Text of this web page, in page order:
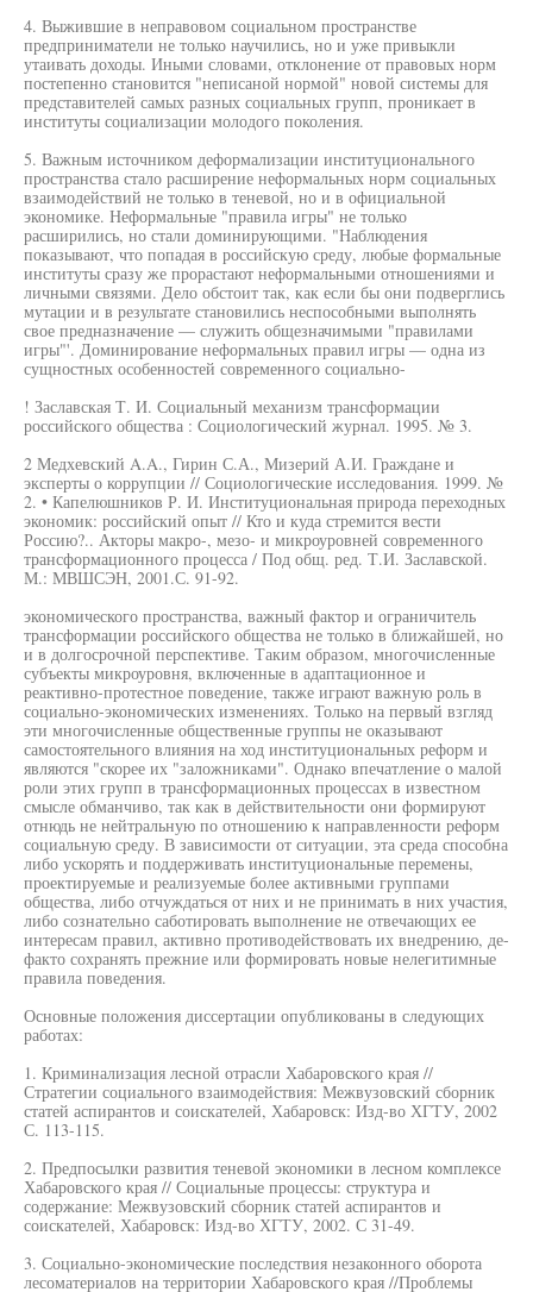
4. Выжившие в неправовом социальном пространстве
предприниматели не только научились, но и уже привыкли
утаивать доходы. Иными словами, отклонение от правовых норм
постепенно становится "неписаной нормой" новой системы для
представителей самых разных социальных групп, проникает в
институты социализации молодого поколения.
5. Важным источником деформализации институционального
пространства стало расширение неформальных норм социальных
взаимодействий не только в теневой, но и в официальной
экономике. Неформальные "правила игры" не только
расширились, но стали доминирующими. "Наблюдения
показывают, что попадая в российскую среду, любые формальные
институты сразу же прорастают неформальными отношениями и
личными связями. Дело обстоит так, как если бы они подверглись
мутации и в результате становились неспособными выполнять
свое предназначение — служить общезначимыми "правилами
игры"'. Доминирование неформальных правил игры — одна из
сущностных особенностей современного социально-
! Заславская Т. И. Социальный механизм трансформации
российского общества : Социологический журнал. 1995. № 3.
2 Медхевский A.A., Гирин С.А., Мизерий А.И. Граждане и
эксперты о коррупции // Социологические исследования. 1999. №
2. • Капелюшников Р. И. Институциональная природа переходных
экономик: российский опыт // Кто и куда стремится вести
Россию?.. Акторы макро-, мезо- и микроуровней современного
трансформационного процесса / Под общ. ред. Т.И. Заславской.
М.: МВШСЭН, 2001.С. 91-92.
экономического пространства, важный фактор и ограничитель
трансформации российского общества не только в ближайшей, но
и в долгосрочной перспективе. Таким образом, многочисленные
субъекты микроуровня, включенные в адаптационное и
реактивно-протестное поведение, также играют важную роль в
социально-экономических изменениях. Только на первый взгляд
эти многочисленные общественные группы не оказывают
самостоятельного влияния на ход институциональных реформ и
являются "скорее их "заложниками". Однако впечатление о малой
роли этих групп в трансформационных процессах в известном
смысле обманчиво, так как в действительности они формируют
отнюдь не нейтральную по отношению к направленности реформ
социальную среду. В зависимости от ситуации, эта среда способна
либо ускорять и поддерживать институциональные перемены,
проектируемые и реализуемые более активными группами
общества, либо отчуждаться от них и не принимать в них участия,
либо сознательно саботировать выполнение не отвечающих ее
интересам правил, активно противодействовать их внедрению, де-
факто сохранять прежние или формировать новые нелегитимные
правила поведения.
Основные положения диссертации опубликованы в следующих
работах:
1. Криминализация лесной отрасли Хабаровского края //
Стратегии социального взаимодействия: Межвузовский сборник
статей аспирантов и соискателей, Хабаровск: Изд-во ХГТУ, 2002
С. 113-115.
2. Предпосылки развития теневой экономики в лесном комплексе
Хабаровского края // Социальные процессы: структура и
содержание: Межвузовский сборник статей аспирантов и
соискателей, Хабаровск: Изд-во ХГТУ, 2002. С 31-49.
3. Социально-экономические последствия незаконного оборота
лесоматериалов на территории Хабаровского края //Проблемы